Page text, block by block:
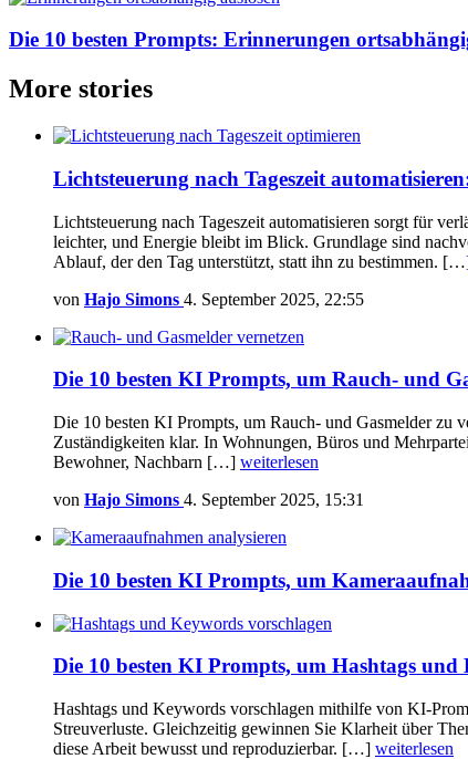
Die 10 besten Prompts: Erinnerungen
More stories
Lichtsteuerung nach Tageszeit
Lichtsteuerung nach Tageszeit automatisieren sorgt für
leichter, und Energie bleibt im Blick. Grundlage sind
Ablauf, der den Tag unterstützt, statt ihn zu bestimmen.
von Hajo Simons 4. September 2025, 22:55
Die 10 besten KI Prompts, um Rauch- und
Die 10 besten KI Prompts, um Rauch- und Gasmelder zu
Zuständigkeiten klar. In Wohnungen, Büros und
Bewohner, Nachbarn […] weiterlesen
von Hajo Simons 4. September 2025, 15:31
Die 10 besten KI Prompts, um
Die 10 besten KI Prompts, um Hashtags und
Hashtags und Keywords vorschlagen mithilfe von KI-
Streuverluste. Gleichzeitig gewinnen Sie Klarheit über
diese Arbeit bewusst und reproduzierbar. […] weiterlesen